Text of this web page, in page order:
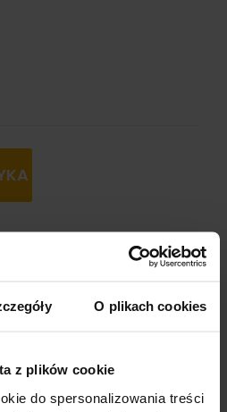
O plikach cookies
z plików cookie
do spersonalizowania treści